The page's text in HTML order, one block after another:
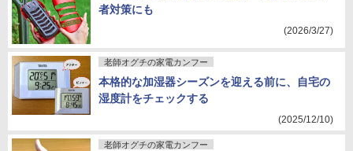
者対策にも
(2026/3/27)
老師オグチの家電カンフー
本格的な加湿器シーズンを迎える前に、自宅の
湿度計をチェックする
(2025/12/10)
老師オグチの家電カンフー